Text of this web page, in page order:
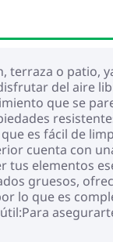
terraza o patio,
del aire
que se
es fácil de
cuenta con
elementos
gruesos,
lo que es